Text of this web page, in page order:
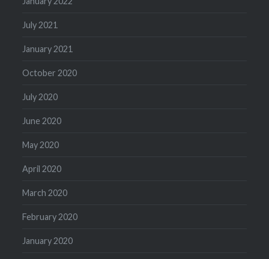
July 2021
January 2021
October 2020
July 2020
June 2020
May 2020
April 2020
March 2020
February 2020
January 2020